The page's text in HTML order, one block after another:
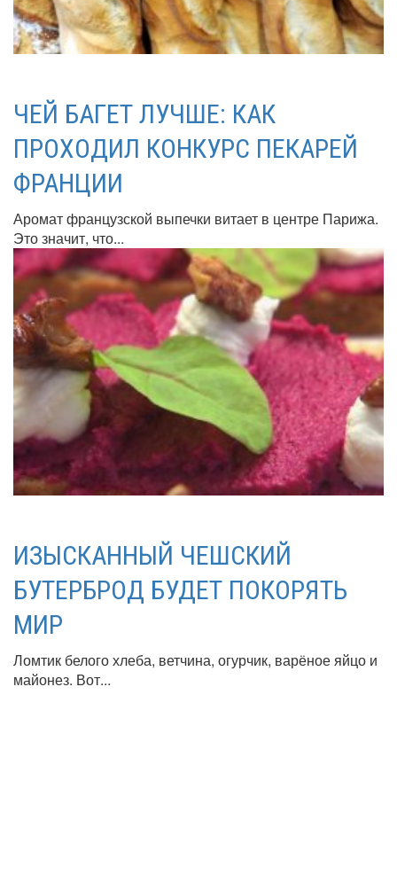
ЧЕЙ БАГЕТ ЛУЧШЕ: КАК
ПРОХОДИЛ КОНКУРС ПЕКАРЕЙ
ФРАНЦИИ
Аромат французской выпечки витает в центре Парижа.
Это значит, что...
ИЗЫСКАННЫЙ ЧЕШСКИЙ
БУТЕРБРОД БУДЕТ ПОКОРЯТЬ
МИР
Ломтик белого хлеба, ветчина, огурчик, варёное яйцо и
майонез. Вот...